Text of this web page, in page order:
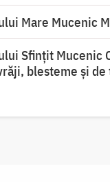
Mare Mucenic
Sfințit Mucenic
blesteme și de